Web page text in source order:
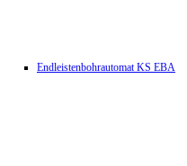
Endleistenbohrautomat KS EBA